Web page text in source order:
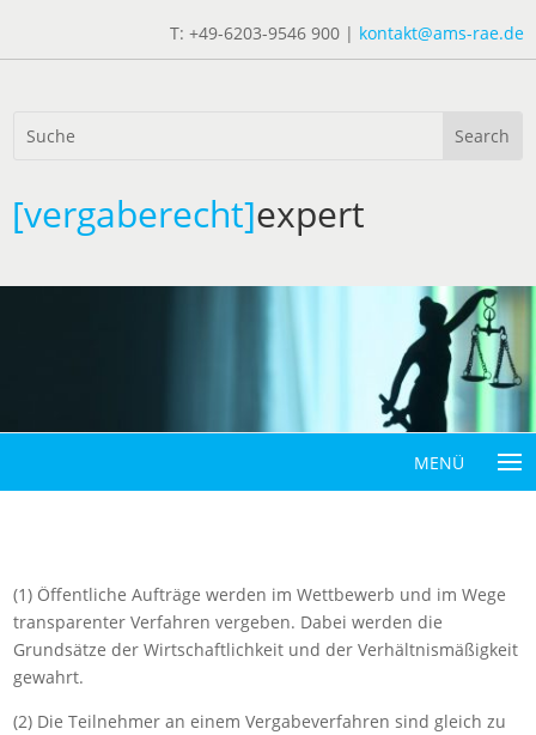
T: +49-6203-9546 900 | kontakt@ams-rae.de
[vergaberecht]expert
(1) Öffentliche Aufträge werden im Wettbewerb und im Wege
transparenter Verfahren vergeben. Dabei werden die
Grundsätze der Wirtschaftlichkeit und der Verhältnismäßigkeit
gewahrt.
(2) Die Teilnehmer an einem Vergabeverfahren sind gleich zu